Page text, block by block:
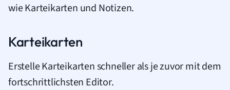
wie Karteikarten und Notizen.
Karteikarten
Erstelle Karteikarten schneller als je zuvor mit dem
fortschrittlichsten Editor.